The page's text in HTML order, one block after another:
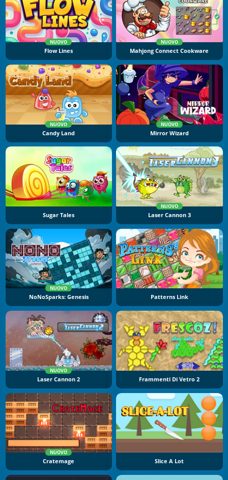
NUOVO
Flow Lines
NUOVO
Mahjong Connect Cookware
NUOVO
Candy Land
NUOVO
Mirror Wizard
Sugar Tales
NUOVO
Laser Cannon 3
NUOVO
NoNoSparks: Genesis Patterns Link
NUOVO
Laser Cannon 2 Frammenti Di Vetro 2
NUOVO
Cratemage Slice A Lot